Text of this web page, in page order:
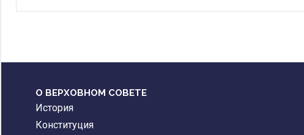
О ВЕРХОВНОМ СОВЕТЕ
История
Конституция